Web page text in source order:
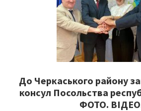
До Черкаського району
консул Посольства
ФОТО.